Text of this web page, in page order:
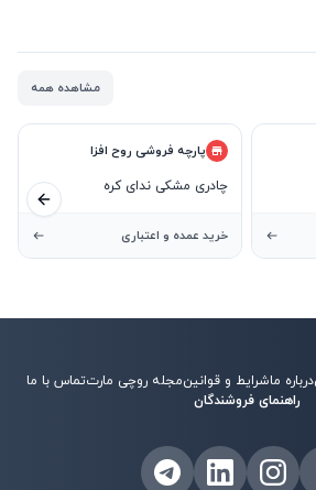
مشاهده همه
پارچه فروشی روح افزا
چادری مشکی ندای کره
خرید عمده و اعتباری
اسلاید قبلی
درباره ماشرایط و قوانینمجله روچی مارتتماس با ما
راهنمای فروشندگان